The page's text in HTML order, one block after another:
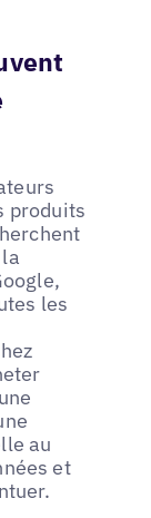
produits
les
au
et